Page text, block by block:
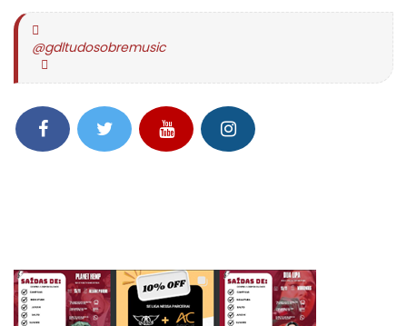
@gdltudosobremusic